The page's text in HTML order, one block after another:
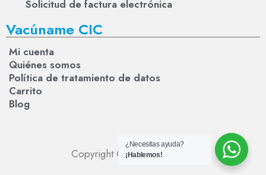
Solicitud de factura electrónica
Vacúname CIC
Mi cuenta
Quiénes somos
Política de tratamiento de datos
Carrito
Blog
Copyright © Vacúname CIC.
¿Necesitas ayuda?
¡Hablemos!